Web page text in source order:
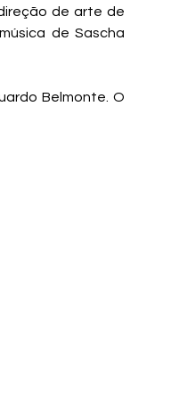
de arte de
de Sascha
Belmonte. O